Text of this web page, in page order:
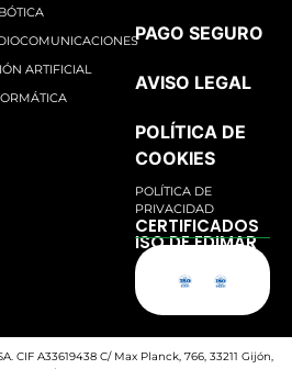
ARTIFICIAL
PAGO SEGURO
AVISO LEGAL
POLÍTICA DE
COOKIES
POLÍTICA DE
PRIVACIDAD
CERTIFICADOS
ISO DE EDIMAR
CIF A33619438 C/ Max Planck, 766, 33211 Gijón,